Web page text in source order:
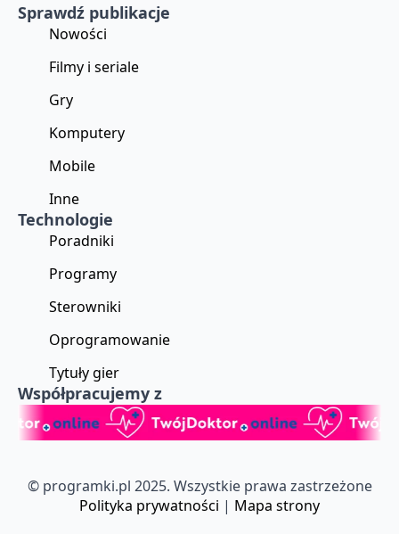
Sprawdź publikacje
Nowości
Filmy i seriale
Gry
Komputery
Mobile
Inne
Technologie
Poradniki
Programy
Sterowniki
Oprogramowanie
Tytuły gier
Współpracujemy z
© programki.pl 2025. Wszystkie prawa zastrzeżone
Polityka prywatności | Mapa strony